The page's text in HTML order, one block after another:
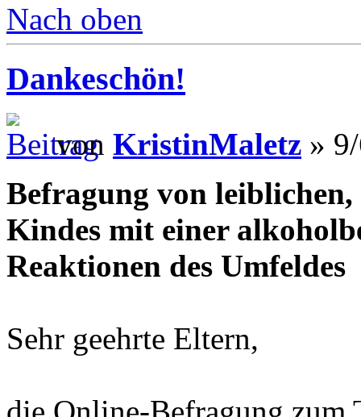
Nach oben
Dankeschön!
von KristinMaletz »
Befragung von
Kindes mit einer
Reaktionen des Umfeldes
Sehr geehrte Eltern,